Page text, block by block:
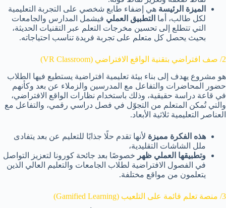
الميزة الرئيسة هي إضفاء طابع شخصي على التجربة التعليمية
لكل طالب، أما التطبيق العملي فيشمل المدارس والجامعات
التي تتطلع إلى تحسين مخرجات التعلم عبر التقنيات الحديثة،
بحيث يحصل كل متعلم على تجربة فريدة تناسب احتياجاته.
2/ صف افتراضي بتقنية الواقع الافتراضي (VR Classroom)
هو مشروع يهدف إلى بناء بيئة تعليمية افتراضية يستطيع فيها الطلاب
حضور المحاضرات والتفاعل مع المدرسين والزملاء عن بعد وكأنهم
في قاعة دراسة حقيقية، وذلك باستخدام نظارات الواقع الافتراضي،
والتي تُمكن المتعلم من التجوّل في فصل دراسي رقمي، والتفاعل مع
العناصر التعليمية ثلاثية الأبعاد.
هذه الفكرة مميزة لأنها تقدم حلًا جذابًا للتعليم عن بعد يتفادى
ملل الشاشات التقليدية،
وتطبيقها العملي ظهر خصوصًا بعد جائحة كورونا لتعزيز التواصل
في الفصول الافتراضية لطلاب الجامعات والتعليم العالي الذين
يتعلمون من مواقع مختلفة.
3/ منصة تعلم قائمة على التلعيب (Gamified Learning)